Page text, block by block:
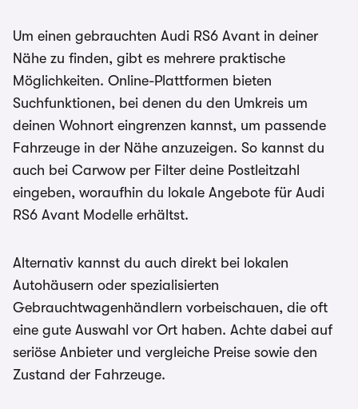
Um einen gebrauchten Audi RS6 Avant in deiner
Nähe zu finden, gibt es mehrere praktische
Möglichkeiten. Online-Plattformen bieten
Suchfunktionen, bei denen du den Umkreis um
deinen Wohnort eingrenzen kannst, um passende
Fahrzeuge in der Nähe anzuzeigen. So kannst du
auch bei Carwow per Filter deine Postleitzahl
eingeben, woraufhin du lokale Angebote für Audi
RS6 Avant Modelle erhältst.
Alternativ kannst du auch direkt bei lokalen
Autohäusern oder spezialisierten
Gebrauchtwagenhändlern vorbeischauen, die oft
eine gute Auswahl vor Ort haben. Achte dabei auf
seriöse Anbieter und vergleiche Preise sowie den
Zustand der Fahrzeuge.